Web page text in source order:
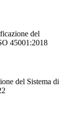
del
45001:2018
del Sistema di